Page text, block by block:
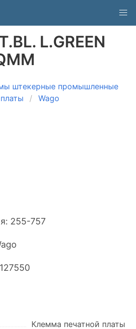
L.GREEN
штекерные промышленные
Wago
255-757
Клемма печатной платы